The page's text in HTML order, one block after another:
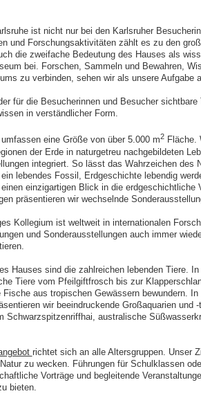
ist nicht nur bei den Karlsruher
und Forschungsaktivitäten zählt es zu den
die zweifache Bedeutung des Hauses als
bei. Forschen, Sammeln und Bewahren,
zu verbinden, sehen wir als unsere Aufgabe
für die Besucherinnen und Besucher
in verständlicher Form.
eine Größe von über 5.000 m2Fläche.
der Erde in naturgetreu nachgebildeten
integriert. So lässt das Wahrzeichen des
, ein lebendes Fossil, Erdgeschichte lebendig
einzigartigen Blick in die erdgeschichtliche
präsentieren wir wechselnde
Kollegium ist weltweit in internationalen
und Sonderausstellungen auch immer
Hauses sind die zahlreichen lebenden Tiere.
Tiere vom Pfeilgiftfrosch bis zur
aus tropischen Gewässern bewundern.
wir beeindruckende Großaquarien und
Schwarzspitzenriffhai, australische
richtet sich an alle Altersgruppen. Unser
zu wecken. Führungen für Schulklassen
Vorträge und begleitende
bieten.